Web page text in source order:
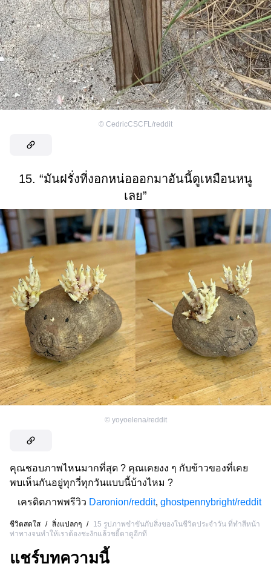
© CedricCSCFL/reddit
15. “มันฝรั่งที่งอกหน่อออกมาอันนี้ดูเหมือนหนู
เลย”
© yoyoelena/reddit
คุณชอบภาพไหนมากที่สุด ? คุณเคยงง ๆ กับข้าวของที่เคย
พบเห็นกันอยู่ทุกวี่ทุกวันแบบนี้บ้างไหม ?
เครดิตภาพพรีวิว Daronion/reddit, ghostpennybright/reddit
ชีวิตสดใส / สิ่งแปลกๆ /
15 รูปภาพขำขันกับสิ่งของในชีวิตประจำวัน ที่ทำสีหน้า
ท่าทางจนทำให้เราต้องชะงักแล้วขยี้ตาดูอีกที
แชร์บทความนี้